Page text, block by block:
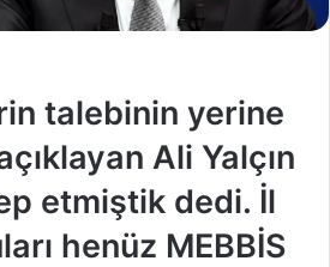
talebinin yerine
Ali Yalçın
etmiştik dedi. İl
henüz MEBBİS